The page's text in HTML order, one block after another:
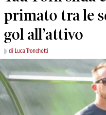
primato tra le
gol all’attivo
di Luca Tronchetti